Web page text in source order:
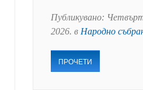
Публикувано:
2026. в Народно
ПРОЧЕТИ